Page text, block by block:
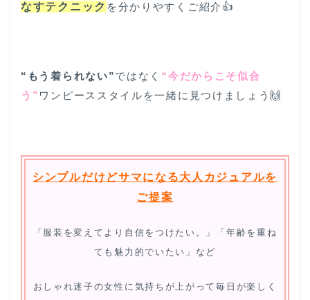
なすテクニック を分かりやすくご紹介👍️
“もう着られない”ではなく “今だからこそ似合
う” ワンピーススタイルを一緒に見つけましょう🙌
シンプルだけどサマになる大人カジュアルを
ご提案
「服装を変えてより自信をつけたい。」「年齢を重ね
ても魅力的でいたい」など
おしゃれ迷子の女性に 気持ちが上がって毎日が楽しく